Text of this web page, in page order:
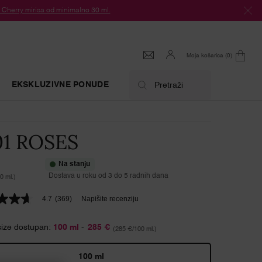
Cherry mirisa od minimalno 30 ml.
Moja košarica 0
0 proizvod
EKSKLUZIVNE PONUDE Pretraži
ROSES
ml.)
Na stanju
Dostava u roku od 3 do 5 radnih dana
4.7 (369) Napišite recenziju
dostupan: 100 ml - 285 € (285 €/100 ml.)
100 ml